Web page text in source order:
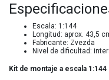
Escala: 1:144
Longitud: aprox. 43,5
Fabricante: Zvezda
Nivel de dificultad:
Kit de montaje a escala 1:144